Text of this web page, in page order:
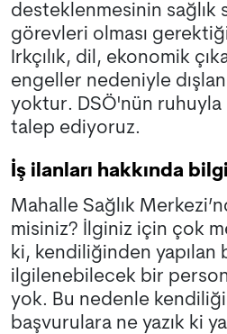
desteklenmesinin sağlık
görevleri olması
Irkçılık, dil, ekonomik
engeller nedeniyle
yoktur. DSÖ'nün ruhuyla
talep ediyoruz.
İş ilanları hakkında
Mahalle Sağlık
misiniz? İlginiz için çok
ki, kendiliğinden yapılan
ilgilenebilecek bir
yok. Bu nedenle
başvurulara ne yazık ki